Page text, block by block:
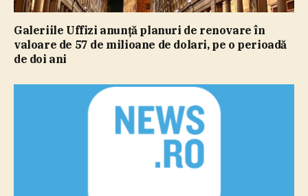
Galeriile Uffizi anunţă planuri de renovare în
valoare de 57 de milioane de dolari, pe o perioadă
de doi ani